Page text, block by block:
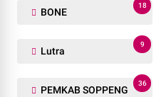
BONE
18
Lutra
9
PEMKAB SOPPENG
36